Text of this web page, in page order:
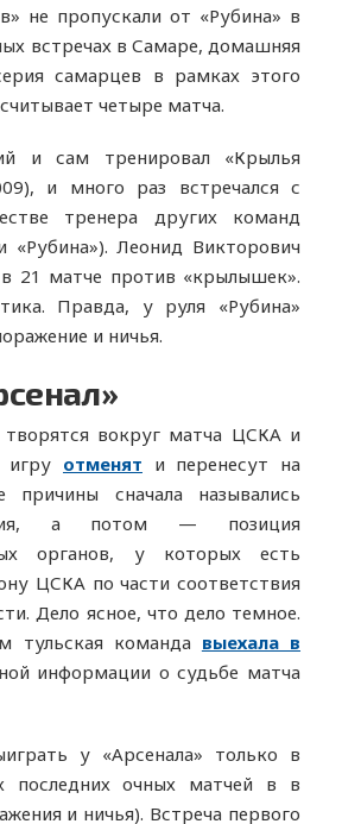
не пропускали от «Рубина» в
встречах в Самаре, домашняя
самарцев в рамках этого
четыре матча.
и сам тренировал «Крылья
и много раз встречался с
тренера других команд
Леонид Викторович
21 матче против «крылышек».
Правда, у руля «Рубина»
и ничья.
вокруг матча ЦСКА и
игру отменят и перенесут на
причины сначала назывались
а потом — позиция
органов, у которых есть
ЦСКА по части соответствия
Дело ясное, что дело темное.
тульская команда выехала в
информации о судьбе матча
у «Арсенала» только в
последних очных матчей в в
и ничья). Встреча первого